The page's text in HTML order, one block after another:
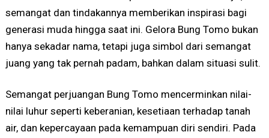
semangat dan tindakannya memberikan inspirasi bagi
generasi muda hingga saat ini. Gelora Bung Tomo bukan
hanya sekadar nama, tetapi juga simbol dari semangat
juang yang tak pernah padam, bahkan dalam situasi sulit.
Semangat perjuangan Bung Tomo mencerminkan nilai-
nilai luhur seperti keberanian, kesetiaan terhadap tanah
air, dan kepercayaan pada kemampuan diri sendiri. Pada